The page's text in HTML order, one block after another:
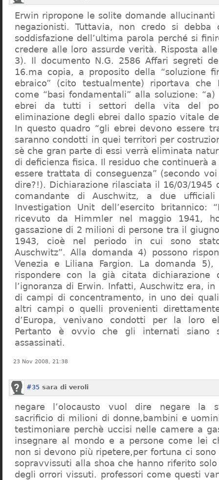
Erwin ripropone le solite domande
negazionisti. Tuttavia, non credo si debba
soddisfazione dell’ultima parola perché si
credere alle loro assurde verità. Risposta
3). Il documento N.G. 2586 Affari segreti
16.ma copia, a proposito della “soluzione
ebraico” (cito testualmente) riportava che
come “basi fondamentali” alla soluzione:
ebrei da tutti i settori della vita del
eliminazione degli ebrei dallo spazio vitale
In questo quadro “gli ebrei devono essere
saranno condotti in quei territori per
sè che gran parte di essi verrà eliminata
di deficienza fisica. Il residuo che continuerà
essere trattata di conseguenza” (secondo
dire?!). Dichiarazione rilasciata il 16/03/1945
comandante di Auschwitz, a due
Investigation Unit dell’esercito britannico:
ricevuto da Himmler nel maggio 1941,
gassazione di 2 milioni di persone tra il
1943, cioè nel periodo in cui sono
Auschwitz”. Alla domanda 4) possono
Venezia e Liliana Fargion. La domanda
rispondere con la già citata dichiarazione
l’ignoranza di Erwin. Infatti, Auschwitz era,
di campi di concentramento, in uno dei
altri campi o quelli provenienti
d’Europa, venivano condotti per la loro
Pertanto è ovvio che gli internati siano
assassinati.
23 Nov 2008, 21:38
#35 sara di veroli
negare l’olocausto vuol dire negare la
sacrificio di milioni di donne,bambini e
testimoniare perchè uccisi nelle camere a
insegnare al mondo e a persone come lei
non si devono più ripetere,per fortuna ci
sopravvissuti alla shoa che hanno riferito
degli orrori vissuti. professori come questi